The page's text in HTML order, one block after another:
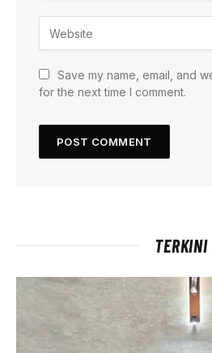
Save my name, email, and
for the next time I comment.
TERKINI